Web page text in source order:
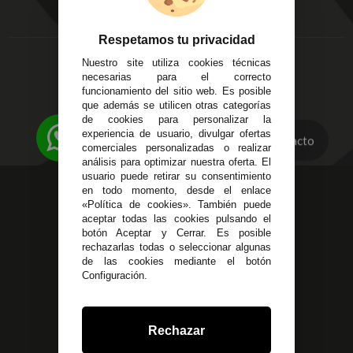
Córdoba
14
Alzira - Valencia
C/ Esplugues, 135
Aviso Legal
Devoluciones
Política de Privacidad
Pago Seguro
Terminos y
Condiciones Generales
Políticas de Cookies
623 23 31 98
Atendemos Whatsapp
955 44 45 43/955 44 45 44
info@steielectronica.com
Avenida Plaza de Toros,
Local 3 Écija (Sevilla)
Contacto
Respetamos tu privacidad
Nuestro site utiliza cookies técnicas
necesarias para el correcto
funcionamiento del sitio web. Es posible
que además se utilicen otras categorías
de cookies para personalizar la
experiencia de usuario, divulgar ofertas
comerciales personalizadas o realizar
análisis para optimizar nuestra oferta. El
usuario puede retirar su consentimiento
en todo momento, desde el enlace
«Política de cookies». También puede
aceptar todas las cookies pulsando el
botón Aceptar y Cerrar. Es posible
rechazarlas todas o seleccionar algunas
de las cookies mediante el botón
Configuración.
Rechazar